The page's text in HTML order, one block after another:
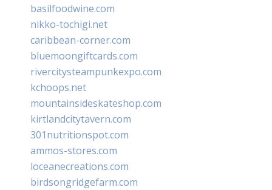
basilfoodwine.com
nikko-tochigi.net
caribbean-corner.com
bluemoongiftcards.com
rivercitysteampunkexpo.com
kchoops.net
mountainsideskateshop.com
kirtlandcitytavern.com
301nutritionspot.com
ammos-stores.com
loceanecreations.com
birdsongridgefarm.com